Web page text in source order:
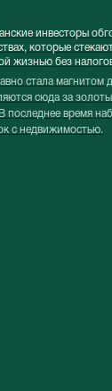
инвесторы
которые
жизнью без
стала магнитом
сюда за
время
с недвижимостью.